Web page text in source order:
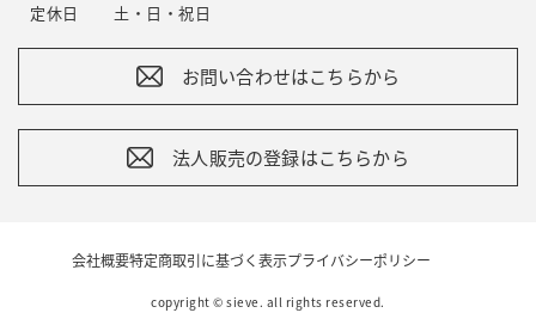
定休日
土・日・祝日
お問い合わせはこちらから
法人販売の登録はこちらから
会社概要特定商取引に基づく表示プライバシーポリシー
copyright © sieve. all rights reserved.